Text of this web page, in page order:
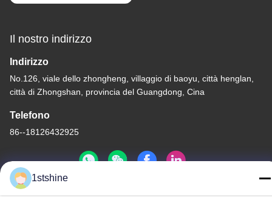
Il nostro indirizzo
Indirizzo
No.126, viale dello zhongheng, villaggio di baoyu, città henglan,
città di Zhongshan, provincia del Guangdong, Cina
Telefono
86--18126432925
1stshine